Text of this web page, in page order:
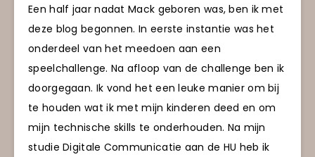
Een half jaar nadat Mack geboren was, ben ik met
deze blog begonnen. In eerste instantie was het
onderdeel van het meedoen aan een
speelchallenge. Na afloop van de challenge ben ik
doorgegaan. Ik vond het een leuke manier om bij
te houden wat ik met mijn kinderen deed en om
mijn technische skills te onderhouden. Na mijn
studie Digitale Communicatie aan de HU heb ik